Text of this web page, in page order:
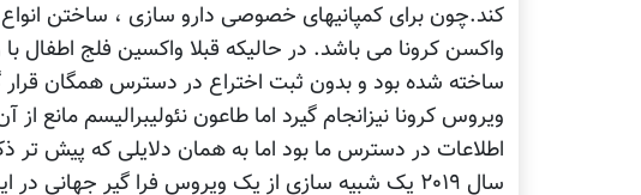
کند.چون برای کمپانیهای خصوصی دارو سازی ، ساختن
واکسن کرونا می باشد. در حالیکه قبلا واکسین فلج
ساخته شده بود و بدون ثبت اختراع در دسترس همگان
ویروس کرونا نیزانجام گیرد اما طاعون نئولیبرالیسم
اطلاعات در دسترس ما بود اما به همان دلایلی که پیش تر
سال ۲۰۱۹ یک شبیه سازی از یک ویروس فرا گیر جهانی